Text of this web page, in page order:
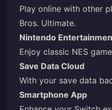
Play online with other
Bros. Ultimate.
Nintendo
Enjoy classic NES
Save Data Cloud
With your save data
Smartphone App